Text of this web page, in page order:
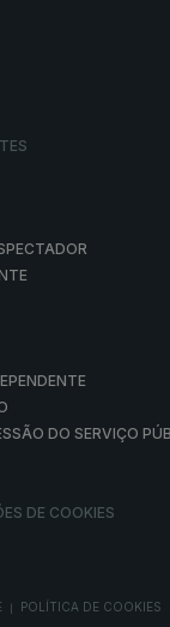
DO SERVIÇO
DE COOKIES
POLÍTICA DE COOKIES